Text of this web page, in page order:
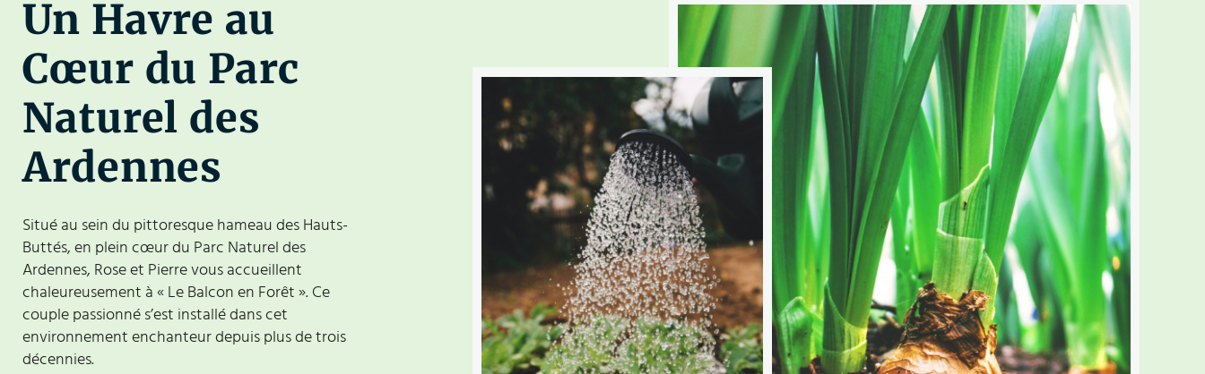
Un Havre au
Cœur du Parc
Naturel des
Ardennes
Situé au sein du pittoresque hameau des Hauts-
Buttés, en plein cœur du Parc Naturel des
Ardennes, Rose et Pierre vous accueillent
chaleureusement à « Le Balcon en Forêt ». Ce
couple passionné s’est installé dans cet
environnement enchanteur depuis plus de trois
décennies.